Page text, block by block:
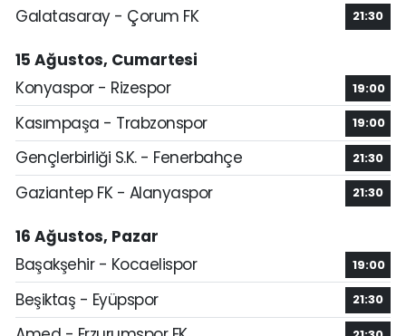
Galatasaray - Çorum FK
21:30
15 Ağustos, Cumartesi
Konyaspor - Rizespor
19:00
Kasımpaşa - Trabzonspor 19:00
Gençlerbirliği S.K. - Fenerbahçe 21:30
Gaziantep FK - Alanyaspor 21:30
16 Ağustos, Pazar
Başakşehir - Kocaelispor
19:00
Beşiktaş - Eyüpspor 21:30